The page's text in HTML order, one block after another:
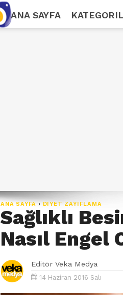
ANA SAYFA
ANA SAYFA › DIYET ZAYIFLAMA
Sağlıklı
Nasıl Engel
Editör Veka Medya
14 Haziran 2016 Salı